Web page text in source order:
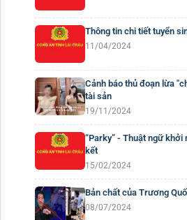
Thông tin chi tiết tuyển
11/04/2024
Cảnh báo thủ đoạn lừa
tài sản
19/11/2024
“Parky” - Thuật ngữ khởi
kết
15/02/2024
Bản chất của Trương
08/07/2024